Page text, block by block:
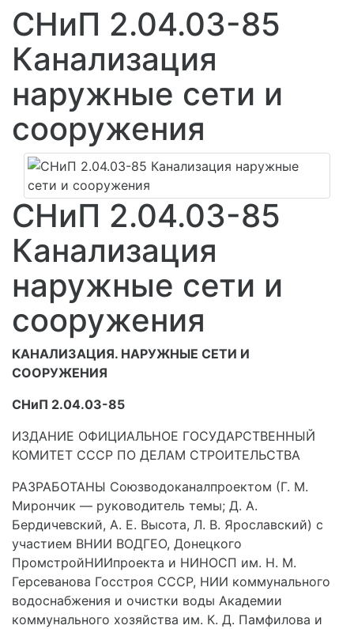
СНиП 2.04.03-85
Канализация
наружные сети и
сооружения
СНиП 2.04.03-85
Канализация
наружные сети и
сооружения
КАНАЛИЗАЦИЯ. НАРУЖНЫЕ СЕТИ И
СООРУЖЕНИЯ
СНиП 2.04.03-85
ИЗДАНИЕ ОФИЦИАЛЬНОЕ ГОСУДАРСТВЕННЫЙ
КОМИТЕТ СССР ПО ДЕЛАМ СТРОИТЕЛЬСТВА
РАЗРАБОТАНЫ Союзводоканалпроектом (Г. М.
Мирончик — руководитель темы; Д. А.
Бердичевский, А. Е. Высота, Л. В. Ярославский) с
участием ВНИИ ВОДГЕО, Донец­кого
ПромстройНИИпроекта и НИНОСП им. Н. М.
Герсеванова Госстроя СССР, НИИ коммунального
водоснабжения и очистки воды Академии
коммунального хозяйства им. К. Д. Памфилова и